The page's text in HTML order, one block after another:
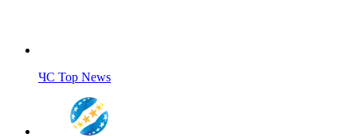
ЧС Top News